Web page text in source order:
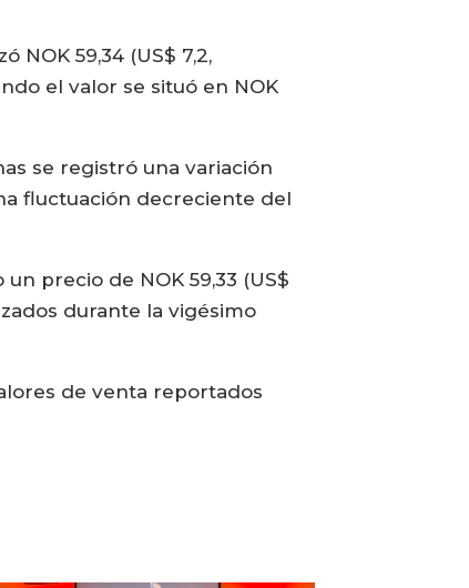
NOK 59,34 (US$ 7,2,
el valor se situó en NOK
se registró una variación
fluctuación decreciente del
precio de NOK 59,33 (US$
durante la vigésimo
de venta reportados